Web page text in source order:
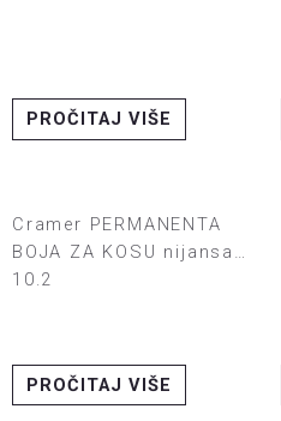
PROČITAJ VIŠE
Cramer PERMANENTA
BOJA ZA KOSU nijansa
10.2
PROČITAJ VIŠE